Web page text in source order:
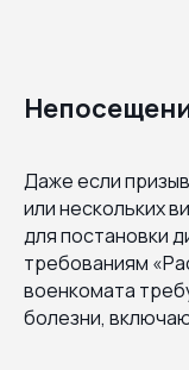
Даже если
или нескольких
для постановки
требованиям
военкомата
болезни,